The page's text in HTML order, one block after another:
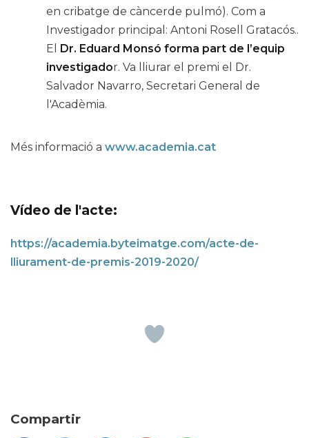
en cribatge de càncerde pulmó). Com a
Investigador principal: Antoni Rosell Gratacós..
El Dr. Eduard Monsó forma part de l’equip
investigador. Va lliurar el premi el Dr.
Salvador Navarro, Secretari General de
l'Acadèmia.
Més informació a www.academia.cat
Vídeo de l'acte:
https://academia.byteimatge.com/acte-de-
lliurament-de-premis-2019-2020/